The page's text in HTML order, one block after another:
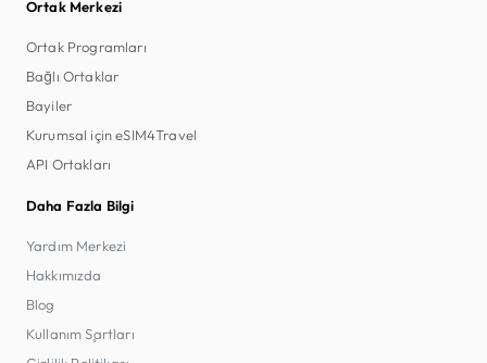
Ortak Merkezi
Ortak Programları
Bağlı Ortaklar
Bayiler
Kurumsal için eSIM4Travel
API Ortakları
Daha Fazla Bilgi
Yardım Merkezi
Hakkımızda
Blog
Kullanım Şartları